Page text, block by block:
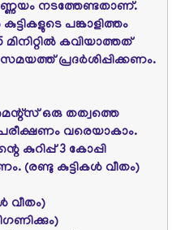
നടത്തേണ്ടതാണ്‌.
പങ്കാളിത്തം
കവിയാത്തത്‌
പ്രദര്‍ശിപ്പിക്കണം.
ഒരു തത്വത്തെ
വരെയാകാം.
കുറിപ്പ്‌ 3 കോപ്പി
കുട്ടികള്‍ വീതം)
വീതം)